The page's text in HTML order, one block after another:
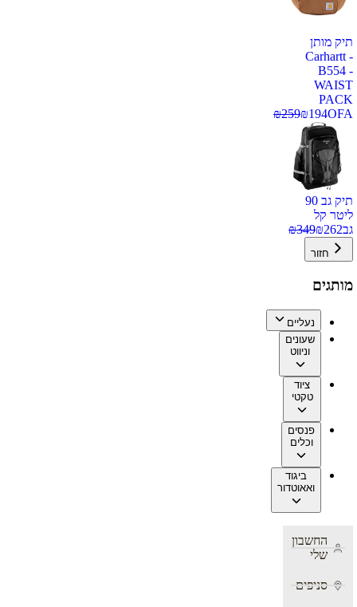
תיק מותן
Carhartt -
B554 -
WAIST
PACK
OFA
₪194
₪259
תיק גב 90
ליטר קל
גב
₪262
₪349
חזור
מותגים
נעליים
שעונים
וניווט
ציוד
טקטי
פנסים
וכלים
ביגוד
ואאוטדור
החשבון
שלי
סניפים